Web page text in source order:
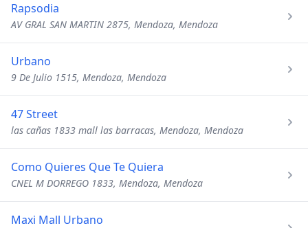
Rapsodia
AV GRAL SAN MARTIN 2875, Mendoza, Mendoza
Urbano
9 De Julio 1515, Mendoza, Mendoza
47 Street
las cañas 1833 mall las barracas, Mendoza, Mendoza
Como Quieres Que Te Quiera
CNEL M DORREGO 1833, Mendoza, Mendoza
Maxi Mall Urbano